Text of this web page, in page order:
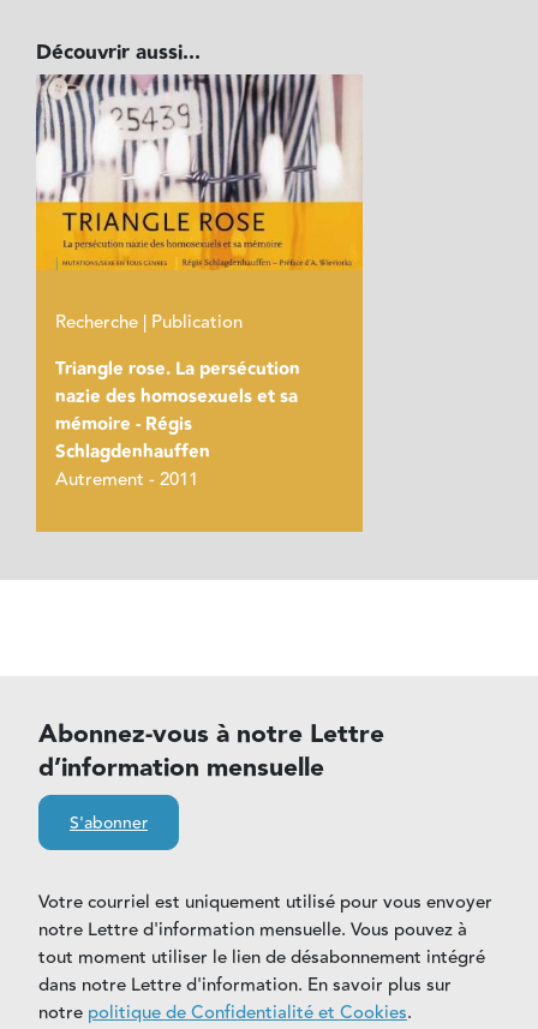
Découvrir aussi...
Recherche | Publication
Triangle rose. La persécution
nazie des homosexuels et sa
mémoire - Régis
Schlagdenhauffen
Autrement - 2011
Abonnez-vous à notre Lettre
d’information mensuelle
S'abonner
Votre courriel est uniquement utilisé pour vous envoyer
notre Lettre d'information mensuelle. Vous pouvez à
tout moment utiliser le lien de désabonnement intégré
dans notre Lettre d'information. En savoir plus sur
notre politique de Confidentialité et Cookies.